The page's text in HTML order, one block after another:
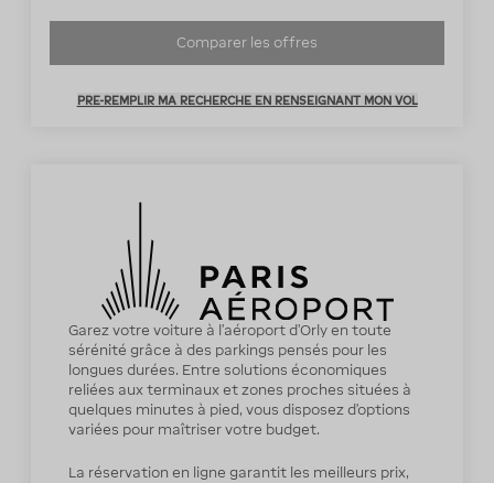
Comparer les offres
PRE-REMPLIR MA RECHERCHE EN RENSEIGNANT MON VOL
Garez votre voiture à l’aéroport d’Orly en toute
sérénité grâce à des parkings pensés pour les
longues durées. Entre solutions économiques
reliées aux terminaux et zones proches situées à
quelques minutes à pied, vous disposez d’options
variées pour maîtriser votre budget.
La réservation en ligne garantit les meilleurs prix,